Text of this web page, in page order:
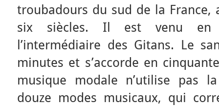
troubadours du sud de la France,
six siècles. Il est venu en
l’intermédiaire des Gitans. Le
minutes et s’accorde en
musique modale n’utilise pas
douze modes musicaux, qui